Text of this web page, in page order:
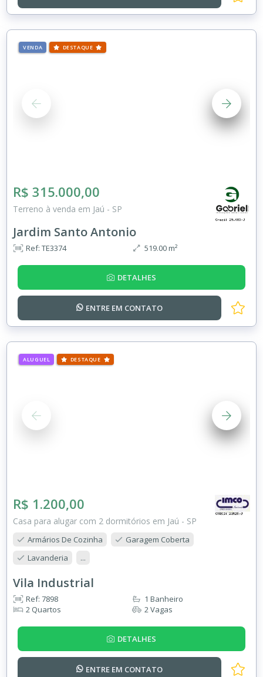
VENDA DESTAQUE
R$ 315.000,00
Terreno à venda em Jaú - SP
Jardim Santo Antonio
Ref: TE3374 519.00 m²
DETALHES
ENTRE EM CONTATO
ALUGUEL DESTAQUE
R$ 1.200,00
Casa para alugar com 2 dormitórios em Jaú - SP
Armários De Cozinha
Garagem Coberta
Lavanderia
...
Vila Industrial
Ref: 7898
2 Quartos
1 Banheiro
2 Vagas
DETALHES
ENTRE EM CONTATO